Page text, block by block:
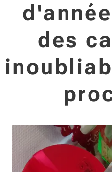
des